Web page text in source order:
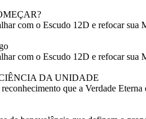
com o Escudo 12D e refocar sua
com o Escudo 12D e refocar sua
DA UNIDADE
que a Verdade